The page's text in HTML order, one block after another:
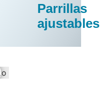
Parrillas
ajustables